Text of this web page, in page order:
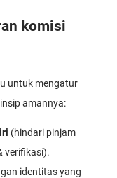
komisi
untuk mengatur
amannya:
(hindari pinjam
verifikasi).
identitas yang